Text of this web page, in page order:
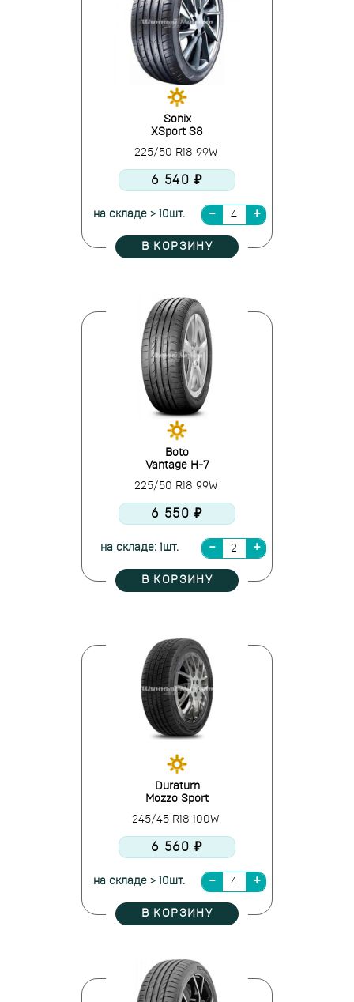
Sonix
XSport S8
225/50 R18 99W
6 540 ₽
на складе > 10шт.
В КОРЗИНУ
Boto
Vantage H-7
225/50 R18 99W
6 550 ₽
на складе: 1шт.
В КОРЗИНУ
Duraturn
Mozzo Sport
245/45 R18 100W
6 560 ₽
на складе > 10шт.
В КОРЗИНУ